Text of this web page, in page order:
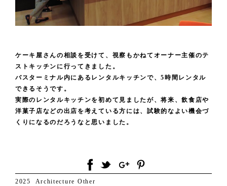
ケーキ屋さんの相談を受けて、視察もかねてオーナー主催のテ
ストキッチンに行ってきました。
バスターミナル内にあるレンタルキッチンで、5時間レンタル
できるそうです。
実際のレンタルキッチンを初めて見ましたが、将来、飲食店や
洋菓子店などの出店を考えている方には、試験的なよい機会づ
くりになるのだろうなと思いました。
2025 Architecture Other